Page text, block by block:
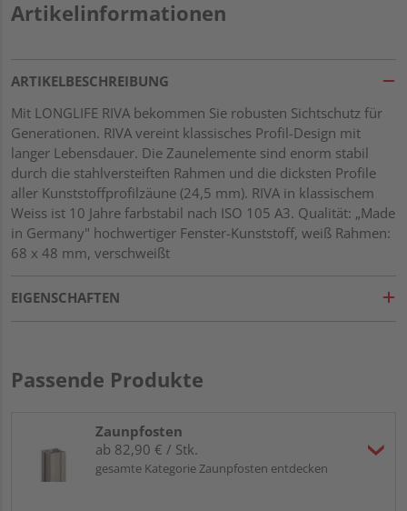
Artikelinformationen
ARTIKELBESCHREIBUNG
Mit LONGLIFE RIVA bekommen Sie robusten Sichtschutz für
Generationen. RIVA vereint klassisches Profil-Design mit
langer Lebensdauer. Die Zaunelemente sind enorm stabil
durch die stahlversteiften Rahmen und die dicksten Profile
aller Kunststoffprofilzäune (24,5 mm). RIVA in klassischem
Weiss ist 10 Jahre farbstabil nach ISO 105 A3. Qualität: „Made
in Germany" hochwertiger Fenster-Kunststoff, weiß Rahmen:
68 x 48 mm, verschweißt
EIGENSCHAFTEN
Passende Produkte
Zaunpfosten
ab 82,90 € / Stk.
gesamte Kategorie Zaunpfosten entdecken